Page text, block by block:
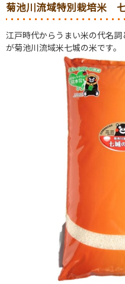
菊池川流域特別栽培米
江戸時代からうまい米の代名
が菊池川流域米七城の米です。